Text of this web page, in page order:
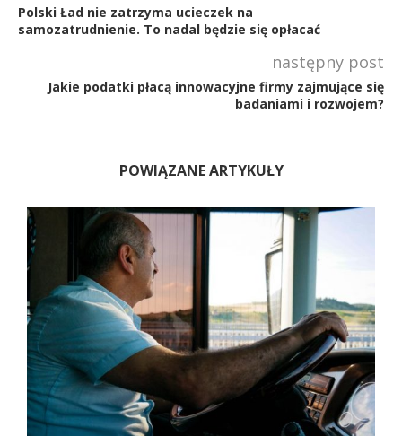
Polski Ład nie zatrzyma ucieczek na
samozatrudnienie. To nadal będzie się opłacać
następny post
Jakie podatki płacą innowacyjne firmy zajmujące się
badaniami i rozwojem?
POWIĄZANE ARTYKUŁY